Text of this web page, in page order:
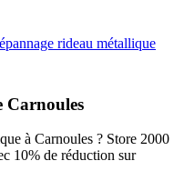
rideau métallique
Carnoules
à Carnoules ? Store 2000
10% de réduction sur